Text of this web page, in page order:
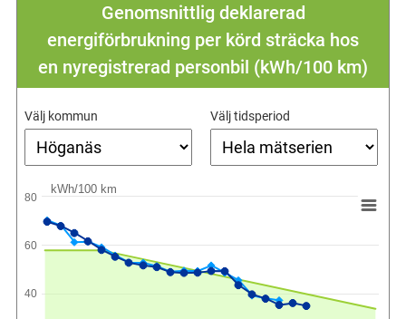
Genomsnittlig deklarerad
energiförbrukning per körd sträcka hos
en nyregistrerad personbil (kWh/100 km)
Välj kommun Välj tidsperiod
kWh/100 km
40
60
80